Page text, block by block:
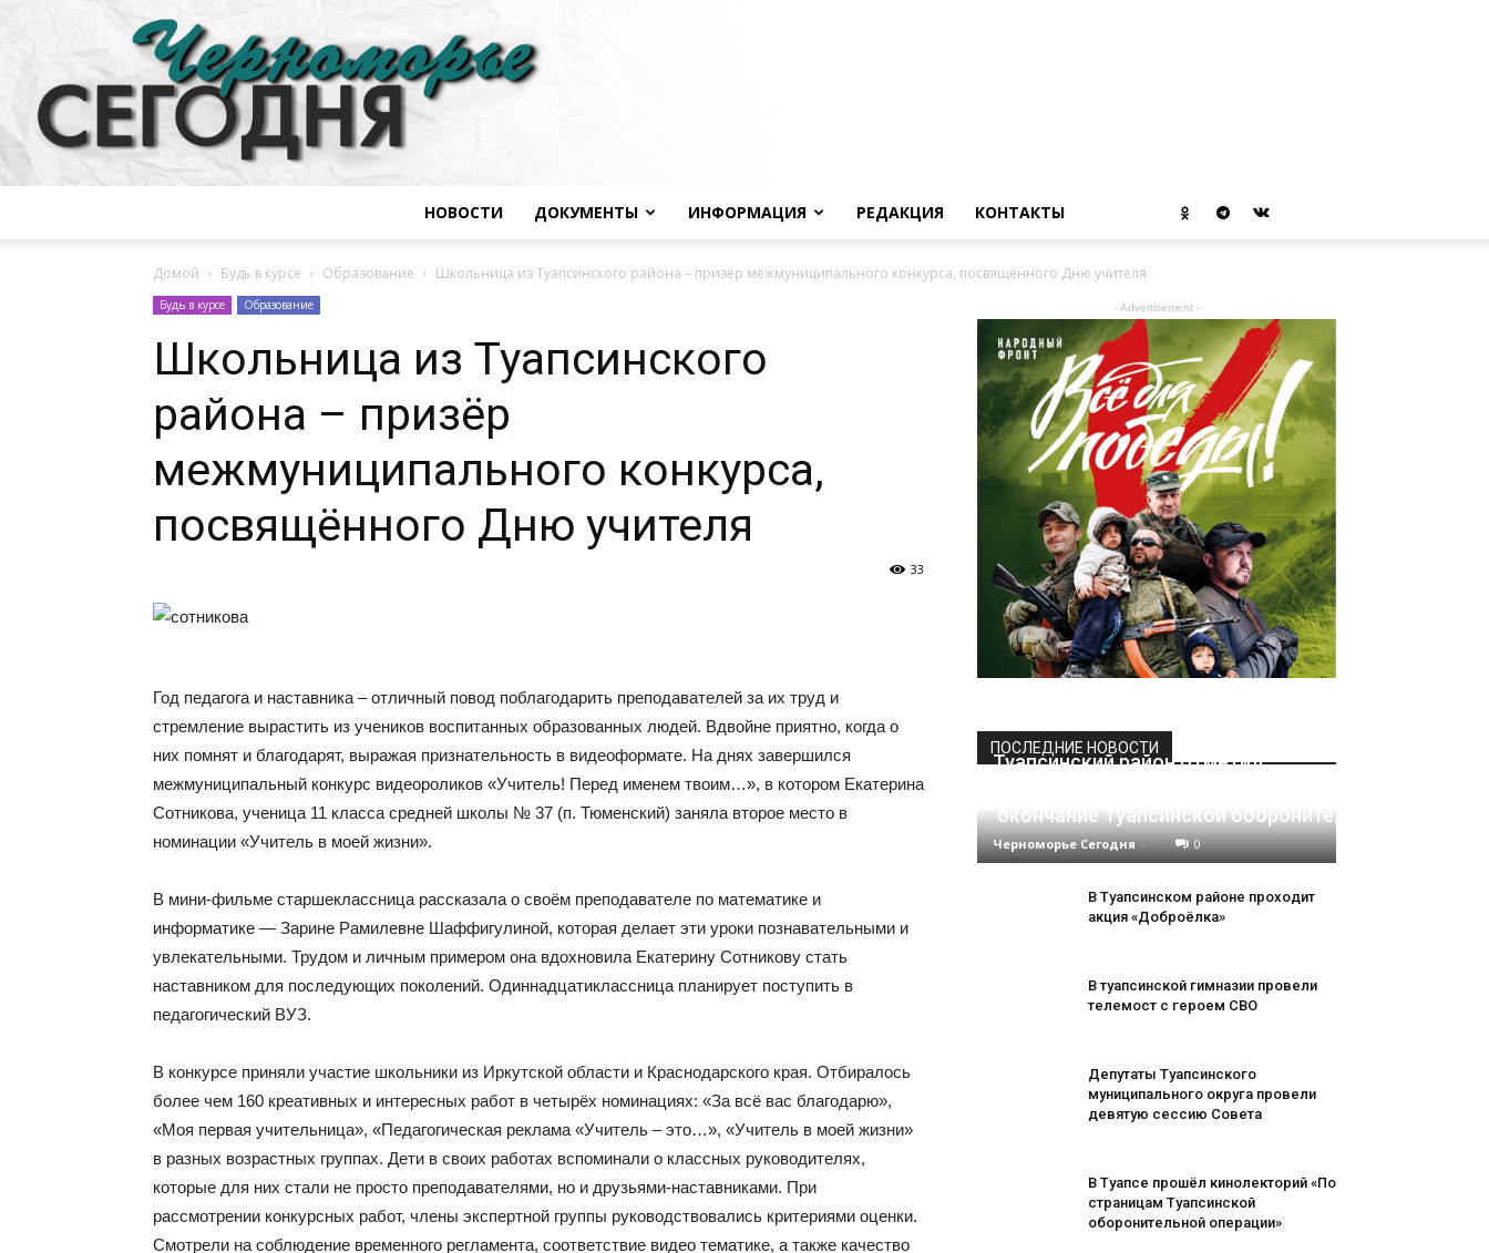
НОВОСТИ ДОКУМЕНТЫ ИНФОРМАЦИЯ РЕДАКЦИЯ КОНТАКТЫ
Домой Будь в курсе Образование Школьница из Туапсинского района – призёр межмуниципального конкурса, посвящённого Дню учителя
Будь в курсе Образование
Школьница из Туапсинского
района – призёр
межмуниципального конкурса,
посвящённого Дню учителя
33
Год педагога и наставника – отличный повод поблагодарить преподавателей за их труд и
стремление вырастить из учеников воспитанных образованных людей. Вдвойне приятно, когда о
них помнят и благодарят, выражая признательность в видеоформате. На днях завершился
межмуниципальный конкурс видеороликов «Учитель! Перед именем твоим…», в котором Екатерина
Сотникова, ученица 11 класса средней школы № 37 (п. Тюменский) заняла второе место в
номинации «Учитель в моей жизни».
В мини-фильме старшеклассница рассказала о своём преподавателе по математике и
информатике — Зарине Рамилевне Шаффигулиной, которая делает эти уроки познавательными и
увлекательными. Трудом и личным примером она вдохновила Екатерину Сотникову стать
наставником для последующих поколений. Одиннадцатиклассница планирует поступить в
педагогический ВУЗ.
В конкурсе приняли участие школьники из Иркутской области и Краснодарского края. Отбиралось
более чем 160 креативных и интересных работ в четырёх номинациях: «За всё вас благодарю»,
«Моя первая учительница», «Педагогическая реклама «Учитель – это…», «Учитель в моей жизни»
в разных возрастных группах. Дети в своих работах вспоминали о классных руководителях,
которые для них стали не просто преподавателями, но и друзьями-наставниками. При
рассмотрении конкурсных работ, члены экспертной группы руководствовались критериями оценки.
Смотрели на соблюдение временного регламента, соответствие видео тематике, а также качество
- Advertisement -
ПОСЛЕДНИЕ НОВОСТИ
Туапсинский район отметил
окончание Туапсинской оборонительной операции
Черноморье Сегодня - 0
В Туапсинском районе проходит
акция «Доброёлка»
В туапсинской гимназии провели
телемост с героем СВО
Депутаты Туапсинского
муниципального округа провели
девятую сессию Совета
В Туапсе прошёл кинолекторий «По
страницам Туапсинской
оборонительной операции»